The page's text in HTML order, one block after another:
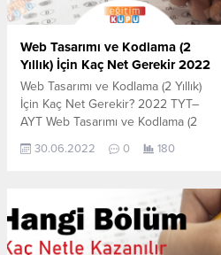
Web Tasarımı ve Kodlama (2
Yıllık) İçin Kaç Net Gerekir 2022
Web Tasarımı ve Kodlama (2 Yıllık)
İçin Kaç Net Gerekir? 2022 TYT–
AYT Web Tasarımı ve Kodlama (2
Yıllık) için kaç net yapmam gerekir
sorusunun cevabını aşağıdan
TYT-AYT sınavında en son yerleşen
öğrencilerin yapmış olduğu netlerdir.
YÖKATLAS YKS-TYT Net Sihirbazı,
YKS-TYT Net Sihirbazı. Sayfamızdaki
30.06.2022 0 180